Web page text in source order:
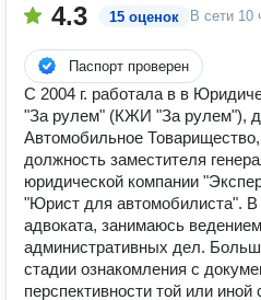
4.3 15 оценок В сети 10
Паспорт проверен
С 2004 г. работала в в
"За рулем" (КЖИ "За рулем"),
Автомобильное Товарищество,
должность заместителя
юридической компании
"Юрист для автомобилиста". В
адвоката, занимаюсь
административных дел.
стадии ознакомления с
перспективности той или